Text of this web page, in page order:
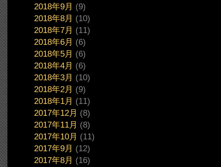
2018年9月 (9)
2018年8月 (10)
2018年7月 (11)
2018年6月 (6)
2018年5月 (6)
2018年4月 (6)
2018年3月 (10)
2018年2月 (9)
2018年1月 (11)
2017年12月 (8)
2017年11月 (8)
2017年10月 (11)
2017年9月 (12)
2017年8月 (16)